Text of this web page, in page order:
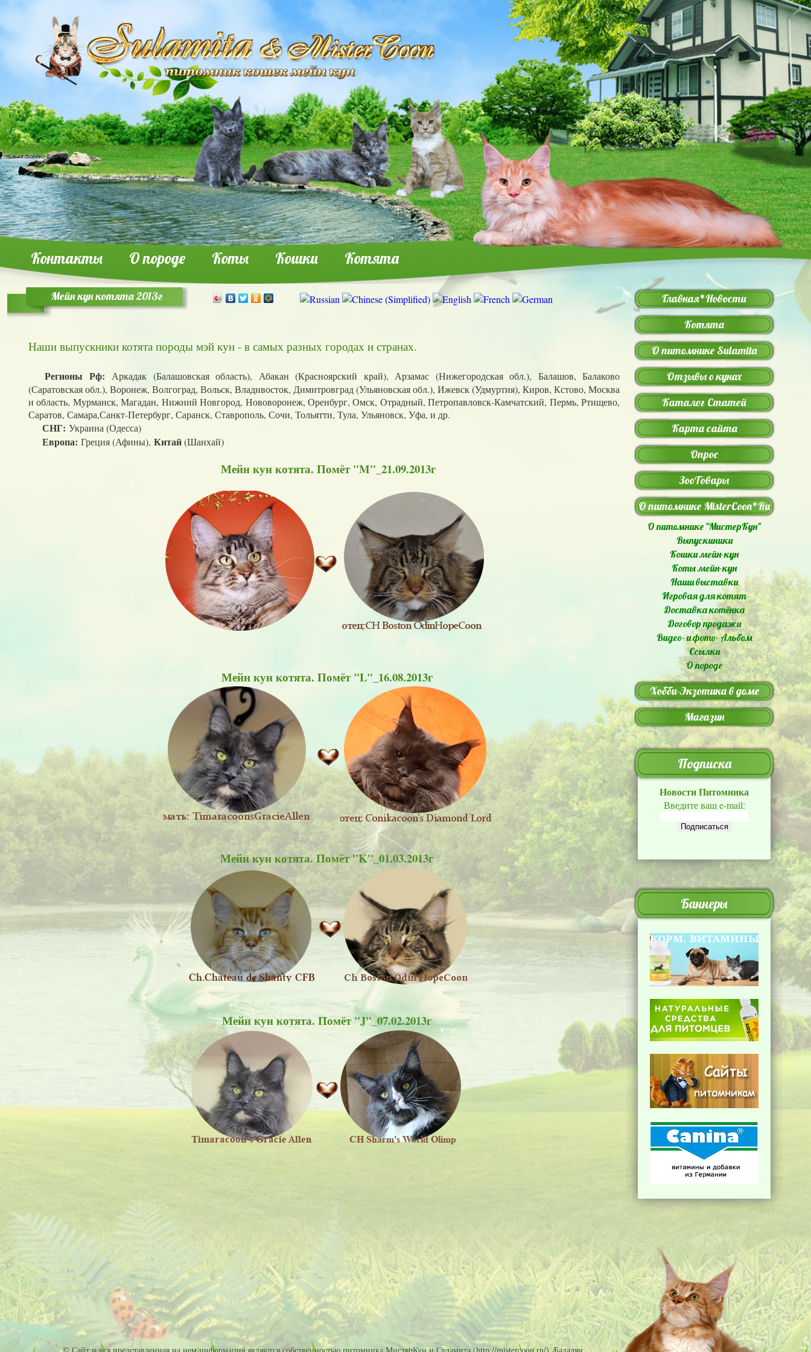
Контакты О породе Коты Кошки Котята
Главная*Новости
Котята
О питомнике Sulamita
Отзывы о кунах
Каталог Статей
Карта сайта
Опрос
ЗооТовары
О питомнике MisterCoon*Ru
О питомнике "МистерКун"
Выпускиники
Кошки мейн-кун
Коты мейн-кун
Наши выставки
Игровая для котят
Доставка котёнка
Договор продажи
Видео- и фото- Альбом
Ссылки
О породе
Хобби-Экзотика в доме
Магазин
Подписка
Новости Питомника
Введите ваш e-mail:
Баннеры
Мейн кун котята 2013г
Наши выпускники котята породы мэй кун - в самых разных городах и странах.
Регионы Рф: Аркадак (Балашовская область), Абакан (Красноярский край), Арзамас (Нижегородская обл.), Балашов, Балаково
(Саратовская обл.), Воронеж, Волгоград, Вольск, Владивосток, Димитровград (Ульяновская обл.), Ижевск (Удмуртия), Киров, Кстово, Москва
и область, Мурманск, Магадан, Нижний Новгород, Нововоронеж, Оренбург, Омск, Отрадный, Петропавловск-Камчатский, Пермь, Ртищево,
Саратов, Самара,Санкт-Петербург, Саранск, Ставрополь, Сочи, Тольятти, Тула, Ульяновск, Уфа, и др.
СНГ: Украина (Одесса)
Европа: Греция (Афины), Китай(Шанхай)
Мейн кун котята. Помёт "M"_21.09.2013г
Мейн кун котята. Помёт "L"_16.08.2013г
Мейн кун котята. Помёт "K"_01.03.2013г
Мейн кун котята. Помёт "J"_07.02.2013г